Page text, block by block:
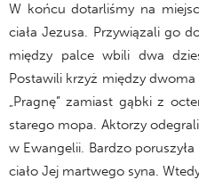
W końcu dotarliśmy na
ciała Jezusa. Przywiązali go
między palce wbili dwa
Postawili krzyż między dwoma
„Pragnę” zamiast gąbki z
starego mopa. Aktorzy
w Ewangelii. Bardzo
ciało Jej martwego syna.